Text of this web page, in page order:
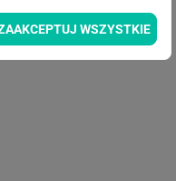
3D
WSZYSTKIE